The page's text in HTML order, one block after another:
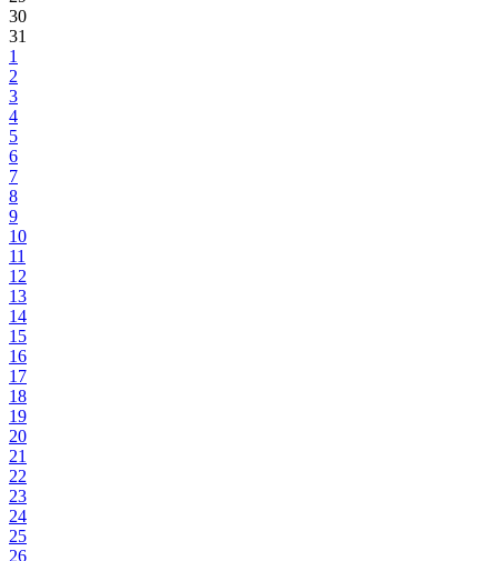
30
31
1
2
3
4
5
6
7
8
9
10
11
12
13
14
15
16
17
18
19
20
21
22
23
24
25
26